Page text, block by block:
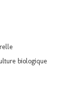
biologique